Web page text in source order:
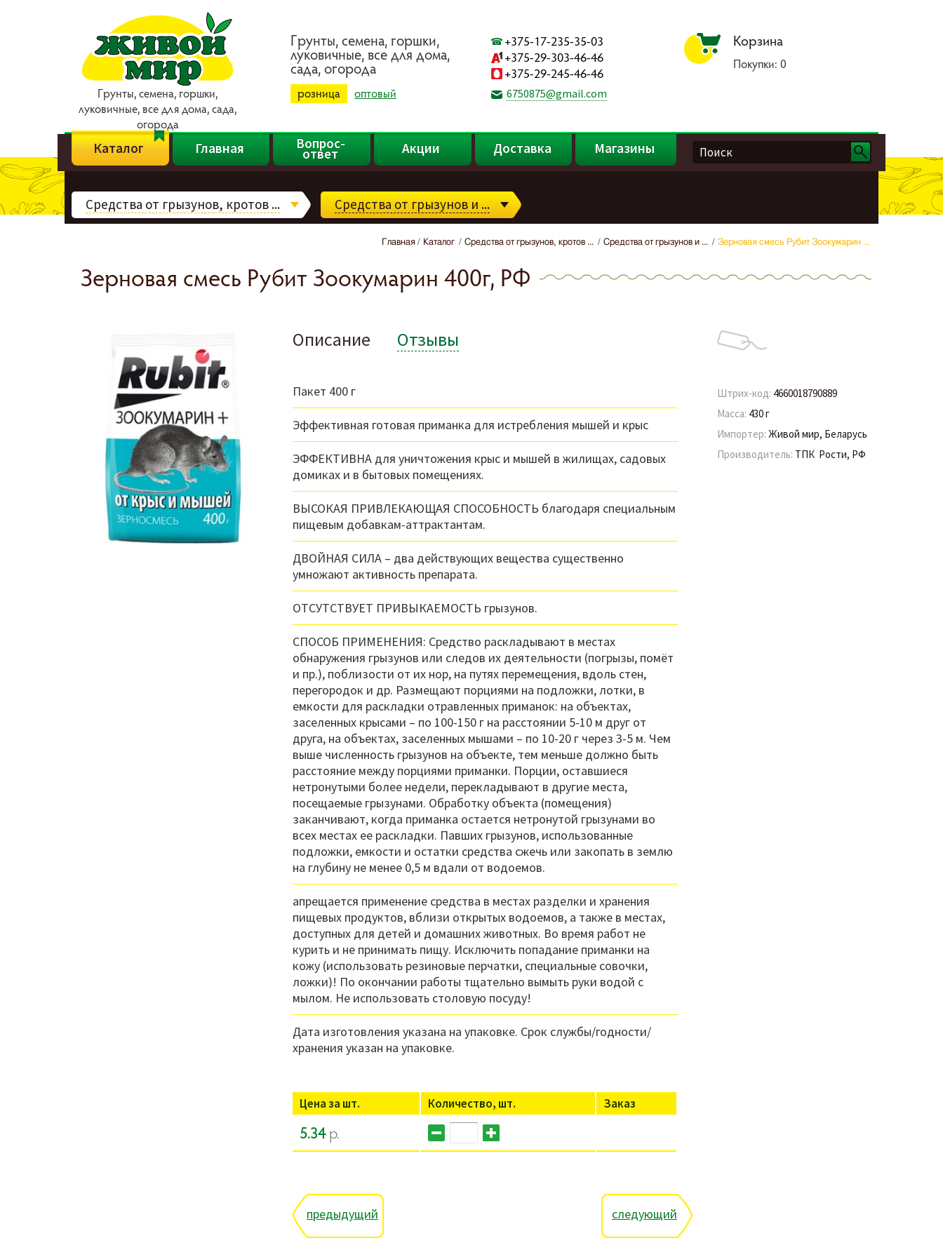
Гpyнты, ceмeнa, гopшки,
лyкoвичныe, вce для дoмa, caдa,
oгopoдa
Гpyнты, ceмeнa, гopшки,
лyкoвичныe, вce для дoмa,
caдa, oгopoдa
розница оптовый
+375-17-235-35-03
+375-29-303-46-46
+375-29-245-46-46
6750875@gmail.com
Корзина
Покупки:0
Каталог Главная Вопрос-
ответ Акции Доставка Магазины
Средства от грызунов, кротов ... Средства от грызунов и ...
Главная Каталог Средства от грызунов, кротов ... Средства от грызунов и ... Зерновая смесь Рубит Зоокумарин ...
Зерновая смесь Рубит Зоокумарин 400г, РФ
Штрих-код: 4660018790889
Масса: 430 г
Импортер: Живой мир, Беларусь
Производитель: ТПК Рости, РФ
Описание Отзывы
Пакет 400 г
Эффективная готовая приманка для истребления мышей и крыс
ЭФФЕКТИВНА для уничтожения крыс и мышей в жилищах, садовых
домиках и в бытовых помещениях.
ВЫСОКАЯ ПРИВЛЕКАЮЩАЯ СПОСОБНОСТЬ благодаря специальным
пищевым добавкам-аттрактантам.
ДВОЙНАЯ СИЛА – два действующих вещества существенно
умножают активность препарата.
ОТСУТСТВУЕТ ПРИВЫКАЕМОСТЬ грызунов.
СПОСОБ ПРИМЕНЕНИЯ: Средство раскладывают в местах
обнаружения грызунов или следов их деятельности (погрызы, помёт
и пр.), поблизости от их нор, на путях перемещения, вдоль стен,
перегородок и др. Размещают порциями на подложки, лотки, в
емкости для раскладки отравленных приманок: на объектах,
заселенных крысами – по 100-150 г на расстоянии 5-10 м друг от
друга, на объектах, заселенных мышами – по 10-20 г через 3-5 м. Чем
выше численность грызунов на объекте, тем меньше должно быть
расстояние между порциями приманки. Порции, оставшиеся
нетронутыми более недели, перекладывают в другие места,
посещаемые грызунами. Обработку объекта (помещения)
заканчивают, когда приманка остается нетронутой грызунами во
всех местах ее раскладки. Павших грызунов, использованные
подложки, емкости и остатки средства сжечь или закопать в землю
на глубину не менее 0,5 м вдали от водоемов.
апрещается применение средства в местах разделки и хранения
пищевых продуктов, вблизи открытых водоемов, а также в местах,
доступных для детей и домашних животных. Во время работ не
курить и не принимать пищу. Исключить попадание приманки на
кожу (использовать резиновые перчатки, специальные совочки,
ложки)! По окончании работы тщательно вымыть руки водой с
мылом. Не использовать столовую посуду!
Дата изготовления указана на упаковке. Срок службы/годности/
хранения указан на упаковке.
Цена за шт. Количество, шт. Заказ
5.34 р.
предыдущий следующий